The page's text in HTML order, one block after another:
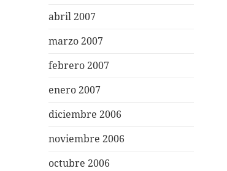
abril 2007
marzo 2007
febrero 2007
enero 2007
diciembre 2006
noviembre 2006
octubre 2006